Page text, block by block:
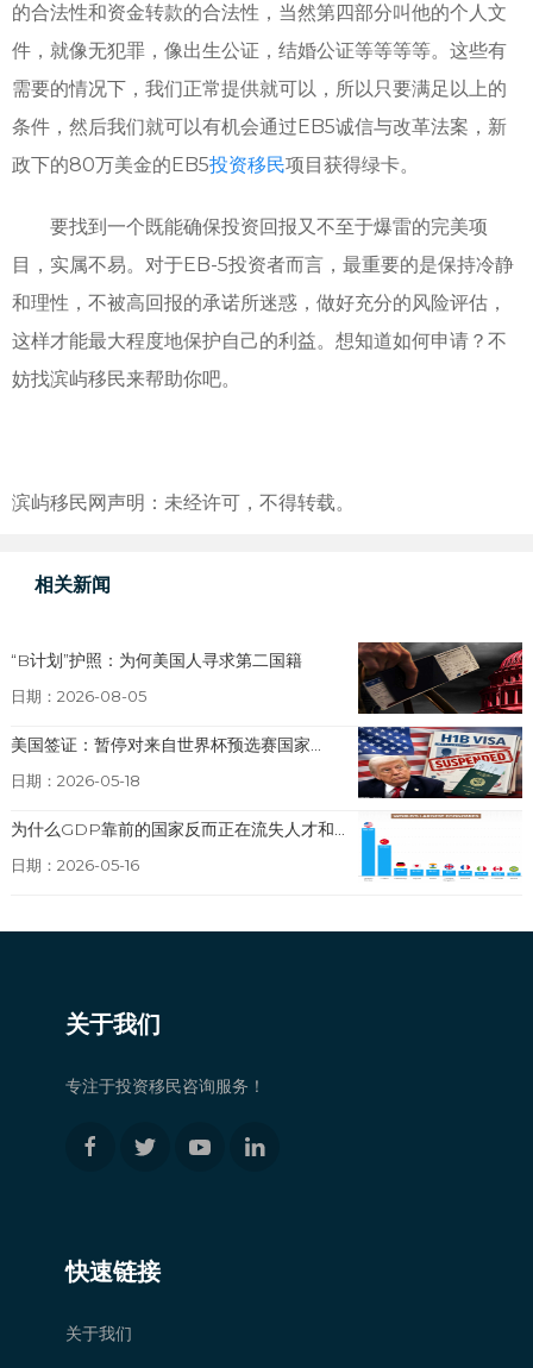
的合法性和资金转款的合法性，当然第四部分叫他的个人文
件，就像无犯罪，像出生公证，结婚公证等等等等。这些有
需要的情况下，我们正常提供就可以，所以只要满足以上的
条件，然后我们就可以有机会通过EB5诚信与改革法案，新
政下的80万美金的EB5投资移民项目获得绿卡。
要找到一个既能确保投资回报又不至于爆雷的完美项
目，实属不易。对于EB-5投资者而言，最重要的是保持冷静
和理性，不被高回报的承诺所迷惑，做好充分的风险评估，
这样才能最大程度地保护自己的利益。想知道如何申请？不
妨找滨屿移民来帮助你吧。
滨屿移民网声明：未经许可，不得转载。
相关新闻
“B计划”护照：为何美国人寻求第二国籍
日期：2026-08-05
美国签证：暂停对来自世界杯预选赛国家...
日期：2026-05-18
为什么GDP靠前的国家反而正在流失人才和...
日期：2026-05-16
关于我们
专注于投资移民咨询服务！
快速链接
关于我们